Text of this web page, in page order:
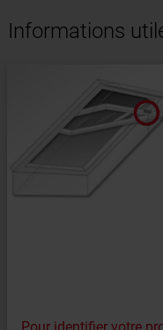
Informations